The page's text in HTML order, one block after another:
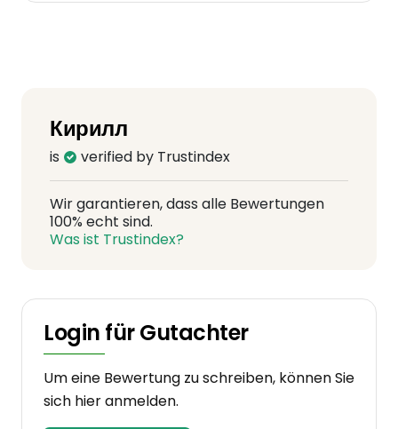
Кирилл
is verified by Trustindex
Wir garantieren, dass alle Bewertungen
100% echt sind.
Was ist Trustindex?
Login für Gutachter
Um eine Bewertung zu schreiben, können Sie
sich hier anmelden.